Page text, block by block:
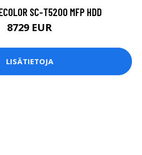
SC-T5200 MFP HDD
8729 EUR
LISÄTIETOJA